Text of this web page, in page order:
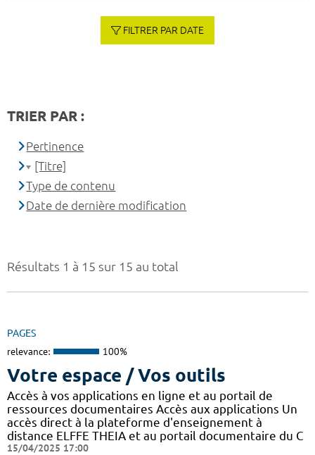
Résultats 1 à 15 sur 15 au total
PAGES
relevance: 100%
Votre espace / Vos outils
Accès à vos applications en ligne et au portail de
ressources documentaires Accès aux applications Un
accès direct à la plateforme d'enseignement à
distance ELFFE THEIA et au portail documentaire du C
15/04/2025 17:00
FILTRER PAR DATE
TRIER PAR :
Pertinence
[Titre]
Type de contenu
Date de dernière modification